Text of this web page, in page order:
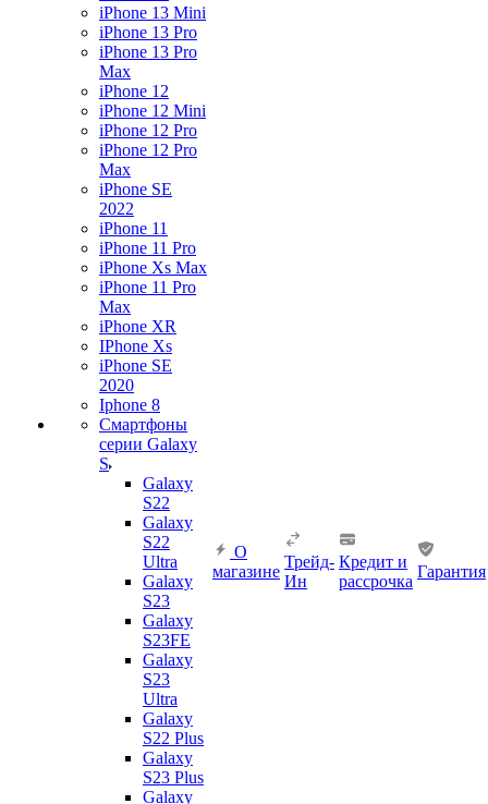
iPhone 13 Mini
iPhone 13 Pro
iPhone 13 Pro
Max
iPhone 12
iPhone 12 Mini
iPhone 12 Pro
iPhone 12 Pro
Max
iPhone SE
2022
iPhone 11
iPhone 11 Pro
iPhone Xs Max
iPhone 11 Pro
Max
iPhone XR
IPhone Xs
iPhone SE
2020
Iphone 8
Смартфоны
серии Galaxy
S
Galaxy
S22
Galaxy
S22
Ultra
Galaxy
S23
Galaxy
S23FE
Galaxy
S23
Ultra
Galaxy
S22 Plus
Galaxy
S23 Plus
Galaxy
О
магазине
Трейд-
Ин
Кредит и
рассрочка
Гарантия